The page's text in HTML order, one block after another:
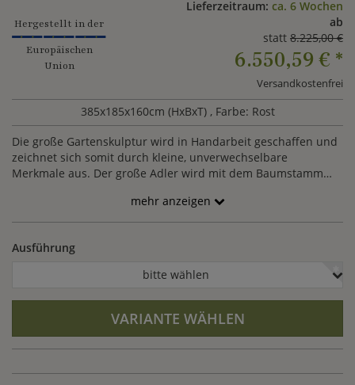
Hergestellt in der
Europäischen
Union
Lieferzeitraum: ca. 6 Wochen
ab
statt 8.225,00 €
6.550,59 € *
Versandkostenfrei
385x185x160cm (HxBxT) , Farbe: Rost
Die große Gartenskulptur wird in Handarbeit geschaffen und
zeichnet sich somit durch kleine, unverwechselbare
Merkmale aus. Der große Adler wird mit dem Baumstamm
mehr anzeigen
Ausführung
bitte wählen
VARIANTE WÄHLEN